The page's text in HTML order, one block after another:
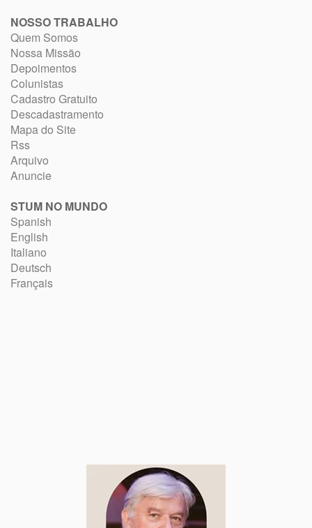
NOSSO TRABALHO
Quem Somos
Nossa Missão
Depoimentos
Colunistas
Cadastro Gratuito
Descadastramento
Mapa do Site
Rss
Arquivo
Anuncie
STUM NO MUNDO
Spanish
English
Italiano
Deutsch
Français